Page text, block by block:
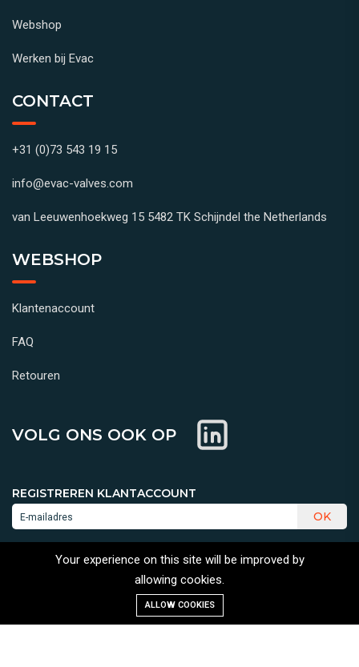
Webshop
Werken bij Evac
CONTACT
+31 (0)73 543 19 15
info@evac-valves.com
van Leeuwenhoekweg 15 5482 TK Schijndel the Netherlands
WEBSHOP
Klantenaccount
FAQ
Retouren
VOLG ONS OOK OP
REGISTREREN KLANTACCOUNT
OK
VEILIG BETALEN MET:
Your experience on this site will be improved by
allowing cookies.
ALLOW COOKIES